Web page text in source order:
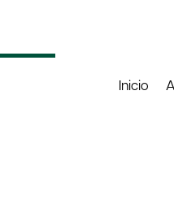
Inicio